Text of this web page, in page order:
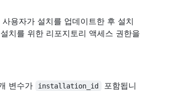
용자가 설치를 업데이트한 후 설치
치를 위한 리포지토리 액세스 권한을
변수가
installation_id
포함됩니